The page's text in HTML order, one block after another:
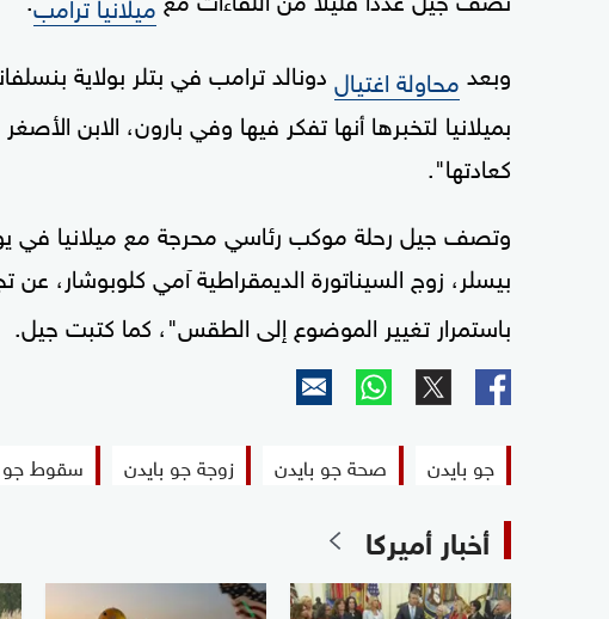
وبعد محاولة اغتيال
بميلانيا لتخبرها أنها تفكر فيها وفي بارون، الابن
كعادتها".
وتصف جيل رحلة موكب رئاسي محرجة مع ميلانيا في
بيسلر، زوج السيناتورة الديمقراطية آمي كلوبوشار، عن
باستمرار تغيير الموضوع إلى الطقس"، كما كتبت جيل.
جو بايدن صحة جو بايدن زوجة جو بايدن سقوط جو
أخبار أميركا